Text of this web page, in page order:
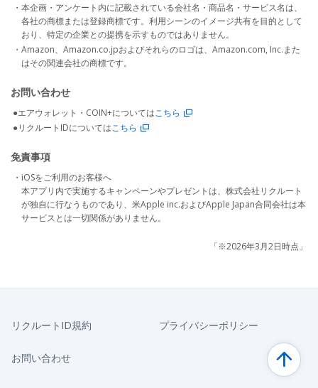
・本企画・アンケート内に記載されている会社名・商品名・サービス名は、
各社の商標または登録商標です。利用シーンのイメージ共有を目的として
おり、特定の企業との提携を示すものではありません。
・Amazon、Amazon.co.jpおよびそれらのロゴは、Amazon.com, Inc.また
はその関連会社の商標です。
お問い合わせ
●エアウォレット・COIN+についてはこちら
●リクルートIDについてはこちら
免責事項
・iOSをご利用のお客様へ
本アプリ内で実施するキャンペーンやプレゼントは、株式会社リクルート
が独自に行なうものであり、米Apple inc.およびApple Japan合同会社は本
サービスとは一切関係がありません。
「※2026年3月2日時点」
リクルートID規約 プライバシーポリシー
お問い合わせ